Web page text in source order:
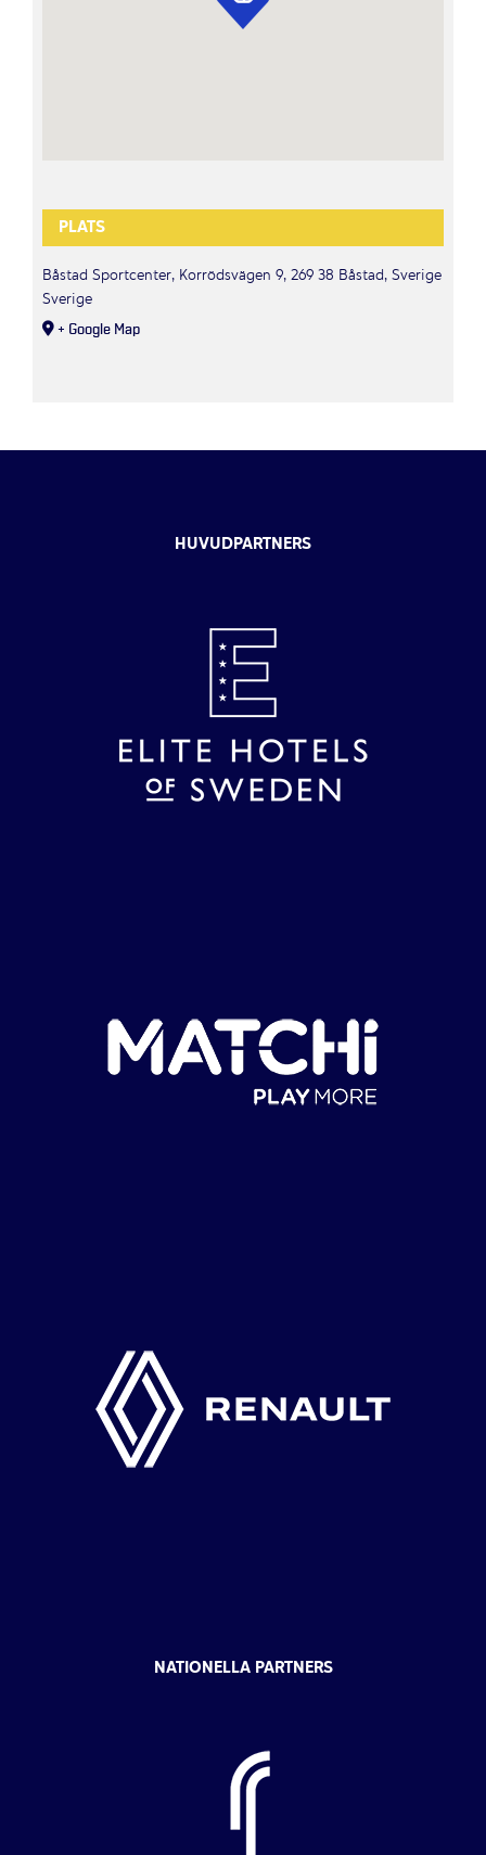
PLATS
Båstad Sportcenter, Korrödsvägen 9, 269 38 Båstad, Sverige
Sverige
+ Google Map
HUVUDPARTNERS
NATIONELLA PARTNERS